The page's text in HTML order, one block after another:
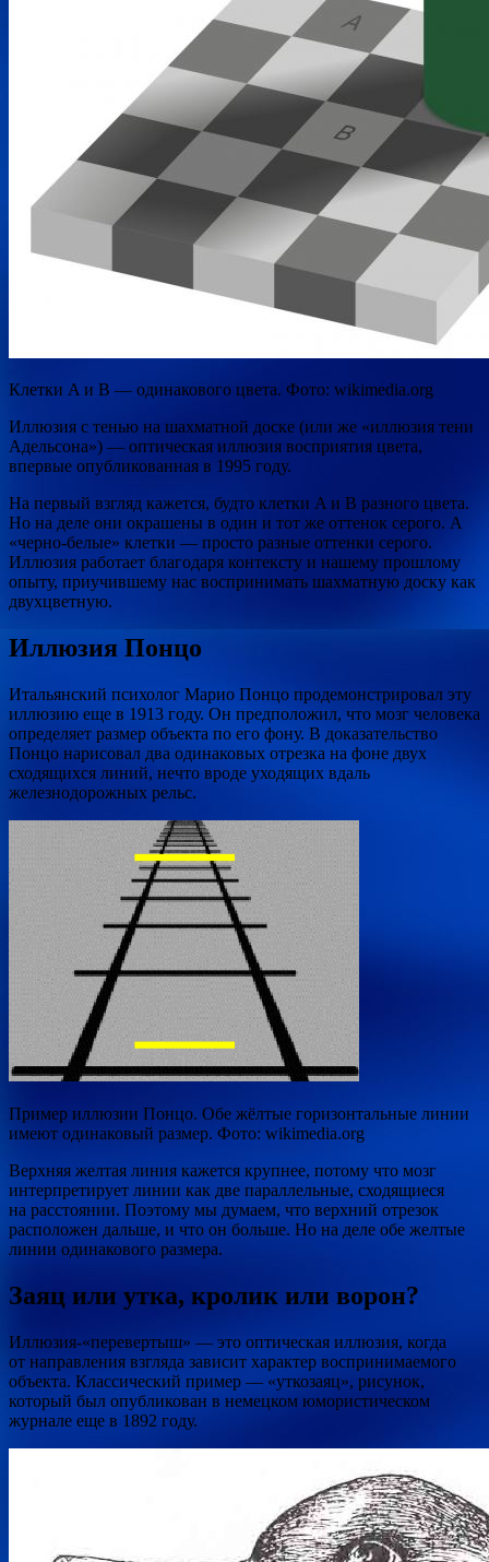
Клетки A и B — одинакового цвета. Фото: wikimedia.org
Иллюзия с тенью на шахматной доске (или же «иллюзия тени
Адельсона») — оптическая иллюзия восприятия цвета,
впервые опубликованная в 1995 году.
На первый взгляд кажется, будто клетки A и B разного цвета.
Но на деле они окрашены в один и тот же оттенок серого. А
«черно-белые» клетки — просто разные оттенки серого.
Иллюзия работает благодаря контексту и нашему прошлому
опыту, приучившему нас воспринимать шахматную доску как
двухцветную.
Иллюзия Понцо
Итальянский психолог Марио Понцо продемонстрировал эту
иллюзию еще в 1913 году. Он предположил, что мозг человека
определяет размер объекта по его фону. В доказательство
Понцо нарисовал два одинаковых отрезка на фоне двух
сходящихся линий, нечто вроде уходящих вдаль
железнодорожных рельс.
Пример иллюзии Понцо. Обе жёлтые горизонтальные линии
имеют одинаковый размер. Фото: wikimedia.org
Верхняя желтая линия кажется крупнее, потому что мозг
интерпретирует линии как две параллельные, сходящиеся
на расстоянии. Поэтому мы думаем, что верхний отрезок
расположен дальше, и что он больше. Но на деле обе желтые
линии одинакового размера.
Заяц или утка, кролик или ворон?
Иллюзия-«перевертыш» — это оптическая иллюзия, когда
от направления взгляда зависит характер воспринимаемого
объекта. Классический пример — «уткозаяц», рисунок,
который был опубликован в немецком юмористическом
журнале еще в 1892 году.